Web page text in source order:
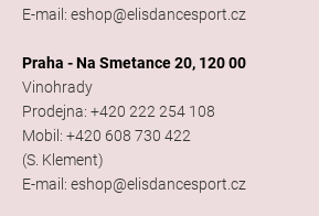
E-mail: eshop@elisdancesport.cz
Praha - Na Smetance 20, 120 00
Vinohrady
Prodejna: +420 222 254 108
Mobil: +420 608 730 422
(S. Klement)
E-mail: eshop@elisdancesport.cz